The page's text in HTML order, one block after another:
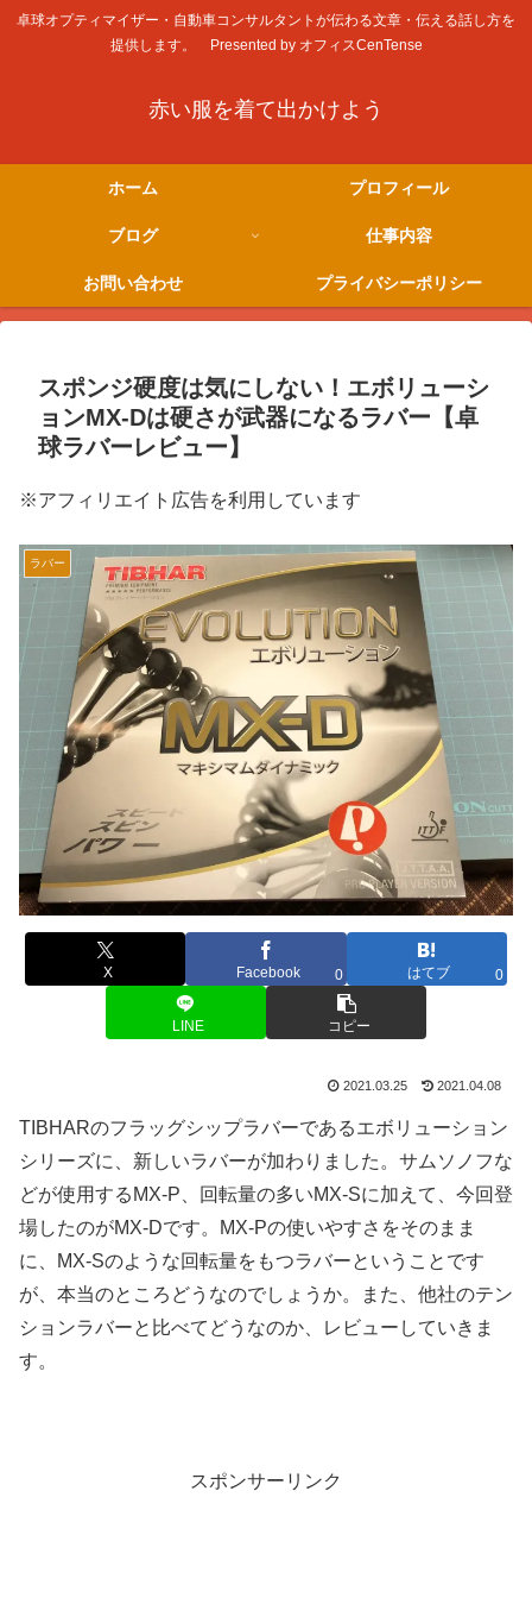
卓球オプティマイザー・自動車コンサルタントが伝わる文章・伝える話し方を
提供します。 Presented by オフィスCenTense
赤い服を着て出かけよう
ホーム プロフィール
ブログ 仕事内容
お問い合わせ プライバシーポリシー
スポンジ硬度は気にしない！エボリューシ
ョンMX-Dは硬さが武器になるラバー【卓
球ラバーレビュー】
※アフィリエイト広告を利用しています
ラバー
X Facebook 0 はてブ 0
LINE コピー
2021.03.25 2021.04.08
TIBHARのフラッグシップラバーであるエボリューション
シリーズに、新しいラバーが加わりました。サムソノフな
どが使用するMX-P、回転量の多いMX-Sに加えて、今回登
場したのがMX-Dです。MX-Pの使いやすさをそのまま
に、MX-Sのような回転量をもつラバーということです
が、本当のところどうなのでしょうか。また、他社のテン
ションラバーと比べてどうなのか、レビューしていきま
す。
スポンサーリンク